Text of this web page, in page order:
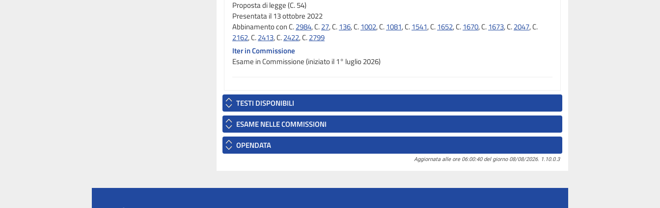
Proposta di legge (C. 54)
Presentata il 13 ottobre 2022
Abbinamento con C.2984, C.27, C.136, C.1002, C.1081, C.1541, C.1652, C.1670, C.1673, C.2047, C.
2162, C.2413, C.2422, C.2799
Iter in Commissione
Esame in Commissione (iniziato il 1° luglio 2026)
TESTI DISPONIBILI
ESAME NELLE COMMISSIONI
OPENDATA
Aggiornata alle ore 06:00:40 del giorno 08/08/2026. 1.10.0.3